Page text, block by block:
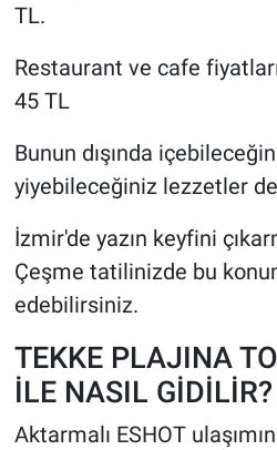
TL.
Restaurant ve cafe
45 TL
Bunun dışında
yiyebileceğiniz lezzetler
İzmir'de yazın keyfini
Çeşme tatilinizde bu
edebilirsiniz.
TEKKE PLAJINA
İLE NASIL GİDİLİR?
Aktarmalı ESHOT